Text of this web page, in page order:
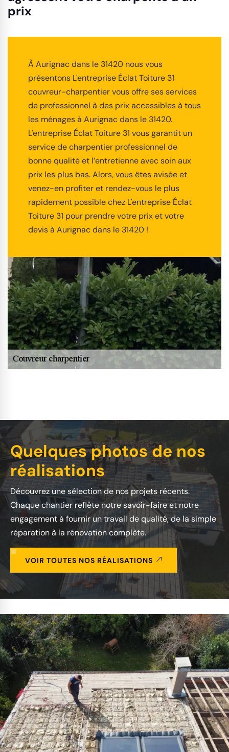
prix
À Aurignac dans le 31420 nous vous
présentons L'entreprise Éclat Toiture 31
couvreur-charpentier vous offre ses services
de professionnel à des prix accessibles à tous
les ménages à Aurignac dans le 31420.
L'entreprise Éclat Toiture 31 vous garantit un
service de charpentier professionnel de
bonne qualité et l’entretienne avec soin aux
prix les plus bas. Alors, vous êtes avisée et
venez-en profiter et rendez-vous le plus
rapidement possible chez L'entreprise Éclat
Toiture 31 pour prendre votre prix et votre
devis à Aurignac dans le 31420 !
Quelques photos de nos
réalisations
Découvrez une sélection de nos projets récents.
Chaque chantier reflète notre savoir-faire et notre
engagement à fournir un travail de qualité, de la simple
réparation à la rénovation complète.
VOIR TOUTES NOS RÉALISATIONS